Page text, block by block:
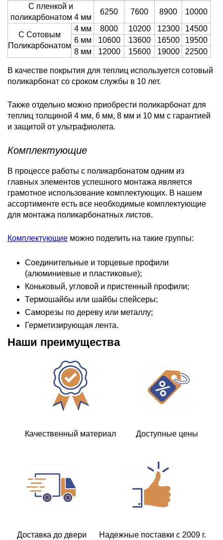
С пленкой и
поликарбонатом 4 мм
6250 7600 8900 10000
С Сотовым
Поликарбонатом
4 мм 8000 10200 12300
14500
6 мм
10600 13600 16500
19500
8 мм
12000 15600 19000 22500
В качестве покрытия для теплиц используется сотовый
поликарбонат со сроком службы в 10 лет.
Также отдельно можно приобрести поликарбонат для
теплиц толщиной 4 мм, 6 мм, 8 мм и 10 мм с гарантией
и защитой от ультрафиолета.
Комплектующие
В процессе работы с поликарбонатом одним из
главных элементов успешного монтажа является
грамотное использование комплектующих. В нашем
ассортименте есть все необходимые комплектующие
для монтажа поликарбонатных листов.
Комплектующие можно поделить на такие группы:
Соединительные и торцевые профили
(алюминиевые и пластиковые);
Коньковый, угловой и пристенный профили;
Термошайбы или шайбы спейсеры;
Саморезы по дереву или металлу;
Герметизирующая лента.
Наши преимущества
Качественный материал Доступные цены
Доставка до двери Надежные поставки с 2009 г.